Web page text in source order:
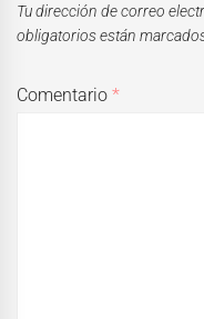
Tu dirección de correo
obligatorios están
Comentario*